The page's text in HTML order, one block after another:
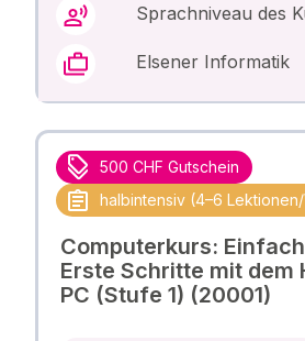
Sprachniveau des
Elsener Informatik
500 CHF Gutschein
halbintensiv (4–6
Computerkurs:
Erste Schritte mit dem
PC (Stufe 1) (20001)